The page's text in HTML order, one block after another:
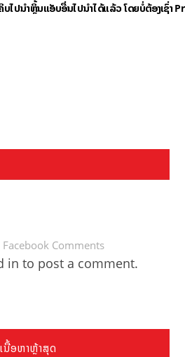
ບໄປນຳຫຼິ້ນແອັບອື່ນໄປນຳໄດ້ແລ້ວ ໂດຍບໍ່ຕ້ອງເຊົ່າ
Facebook Comments
in to post a comment.
ເນື້ອຫາຫຼ້າສຸດ